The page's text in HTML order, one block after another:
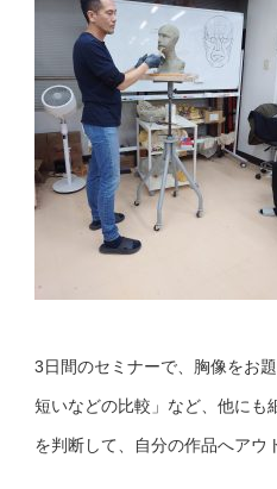
3日間のセミナーで、胸像をお
短いなどの比較」など、他にも
を判断して、自分の作品へアウ